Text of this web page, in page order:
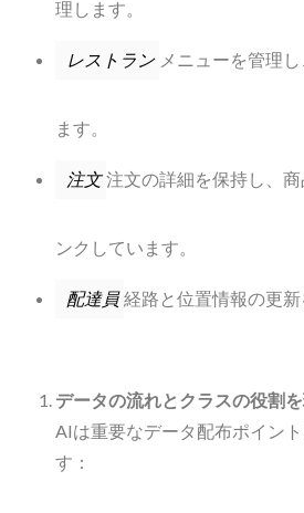
理します。
レストラン メニューを管理し
ます。
注文 注文の詳細を保持し、
ンクしています。
配達員 経路と位置情報の更新
データの流れとクラスの役割
AIは重要なデータ配布ポイン
す：